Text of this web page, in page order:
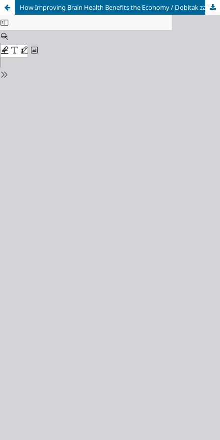
How Improving Brain Health Benefits the Economy / Dobitak za mozak: Kako poboljšanje zdravlja mozga koristi ekonomiji